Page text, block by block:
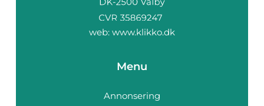
web: www.klikko.dk
Menu
Annonsering